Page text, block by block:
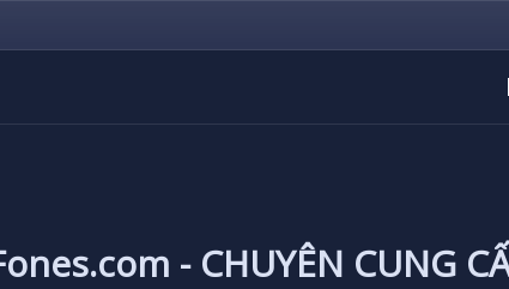
- CHUYÊN CUNG